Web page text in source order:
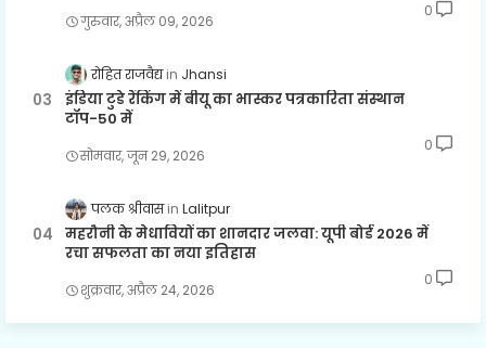
गुरुवार, अप्रैल 09, 2026
0
रोहित राजवैद्य Jhansi
इंडिया टुडे रैंकिंग में बीयू का भास्कर पत्रकारिता संस्थान
टॉप-50 में
सोमवार, जून 29, 2026
0
पलक श्रीवास Lalitpur
महरौनी के मेधावियों का शानदार जलवा: यूपी बोर्ड 2026 में
रचा सफलता का नया इतिहास
शुक्रवार, अप्रैल 24, 2026
0